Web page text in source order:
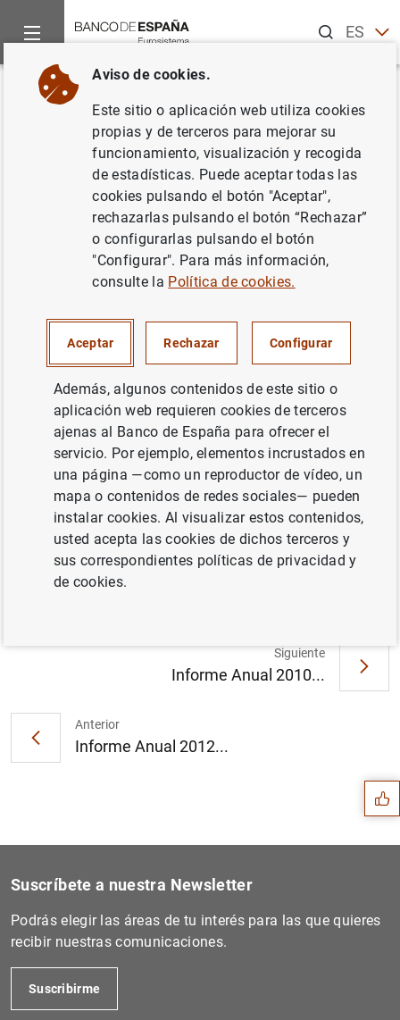
ESEN
Inicio Publicaciones
Volver
Informe Anual 2011
Serie: Informe Anual delBCE.
Documento completo
Informe Anual 2011 (5MB)
Anterior
Informe Anual 2012...
Siguiente
Informe Anual 2010...
Sugerencias
Suscríbete a nuestra Newsletter
Podrás elegir las áreas de tu interés para las que quieres
recibir nuestras comunicaciones.
Suscribirme
Aviso de cookies.
Este sitio o aplicación web utiliza cookies
propias y de terceros para mejorar su
funcionamiento, visualización y recogida
de estadísticas. Puede aceptar todas las
cookies pulsando el botón "Aceptar",
rechazarlas pulsando el botón “Rechazar”
o configurarlas pulsando el botón
"Configurar". Para más información,
consulte la Política de cookies.
Aceptar Rechazar Configurar
Además, algunos contenidos de este sitio o
aplicación web requieren cookies de terceros
ajenas al Banco de España para ofrecer el
servicio. Por ejemplo, elementos incrustados en
una página —como un reproductor de vídeo, un
mapa o contenidos de redes sociales— pueden
instalar cookies. Al visualizar estos contenidos,
usted acepta las cookies de dichos terceros y
sus correspondientes políticas de privacidad y
de cookies.